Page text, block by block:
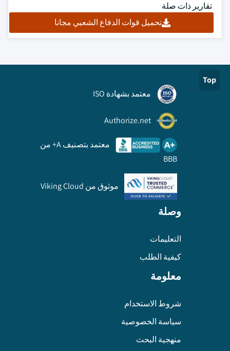
تقارير ذات صلة
تحميل قوات الدفاع الشعبي مجانا
Top
معتمد بشهادة ISO
Authorize.net
معتمد بتصنيف A+ من
BBB
موثوق من Viking Cloud
وصلة
التعليمات
كيفية الطلب
معلومة
شروط الاستخدام
سياسة الخصوصية
منهجية البحث